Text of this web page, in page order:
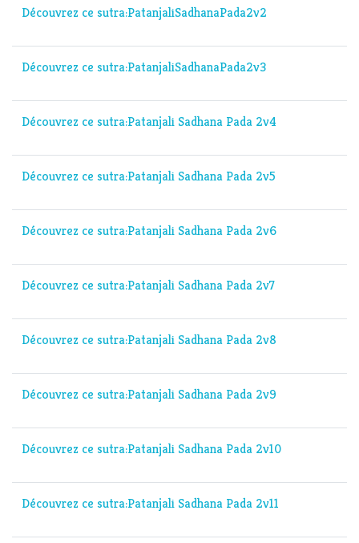
Découvrez ce sutra:PatanjaliSadhanaPada2v2
Découvrez ce sutra:PatanjaliSadhanaPada2v3
Découvrez ce sutra:Patanjali Sadhana Pada 2v4
Découvrez ce sutra:Patanjali Sadhana Pada 2v5
Découvrez ce sutra:Patanjali Sadhana Pada 2v6
Découvrez ce sutra:Patanjali Sadhana Pada 2v7
Découvrez ce sutra:Patanjali Sadhana Pada 2v8
Découvrez ce sutra:Patanjali Sadhana Pada 2v9
Découvrez ce sutra:Patanjali Sadhana Pada 2v10
Découvrez ce sutra:Patanjali Sadhana Pada 2v11